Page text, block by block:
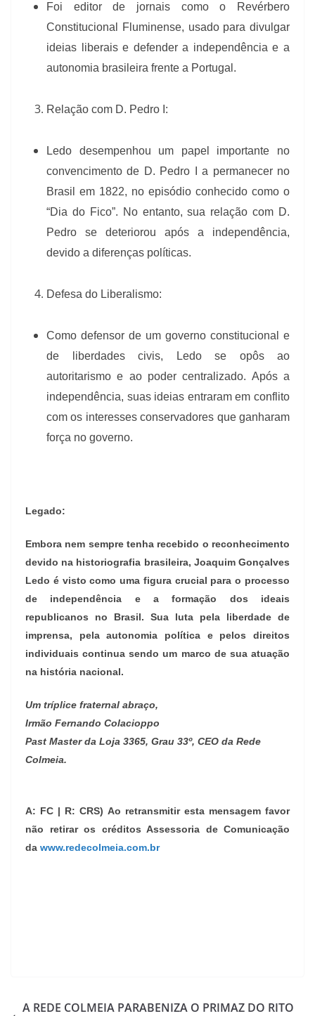
Foi editor de jornais como o Revérbero
Constitucional Fluminense, usado para divulgar
ideias liberais e defender a independência e a
autonomia brasileira frente a Portugal.
Relação com D. Pedro I:
Ledo desempenhou um papel importante no
convencimento de D. Pedro I a permanecer no
Brasil em 1822, no episódio conhecido como o
“Dia do Fico”. No entanto, sua relação com D.
Pedro se deteriorou após a independência,
devido a diferenças políticas.
Defesa do Liberalismo:
Como defensor de um governo constitucional e
de liberdades civis, Ledo se opôs ao
autoritarismo e ao poder centralizado. Após a
independência, suas ideias entraram em conflito
com os interesses conservadores que ganharam
força no governo.
Legado:
Embora nem sempre tenha recebido o reconhecimento
devido na historiografia brasileira, Joaquim Gonçalves
Ledo é visto como uma figura crucial para o processo
de independência e a formação dos ideais
republicanos no Brasil. Sua luta pela liberdade de
imprensa, pela autonomia política e pelos direitos
individuais continua sendo um marco de sua atuação
na história nacional.
Um tríplice fraternal abraço,
Irmão Fernando Colacioppo
Past Master da Loja 3365, Grau 33º, CEO da Rede
Colmeia.
A: FC | R: CRS) Ao retransmitir esta mensagem favor
não retirar os créditos Assessoria de Comunicação
da www.redecolmeia.com.br
A REDE COLMEIA PARABENIZA O PRIMAZ DO RITO